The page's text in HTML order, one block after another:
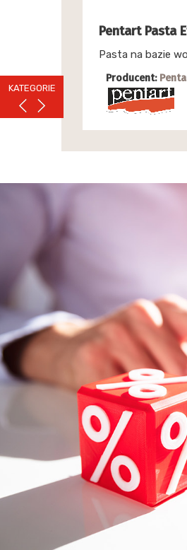
KATEGORIE
Pentart Pasta
Pasta na bazie
Producent: